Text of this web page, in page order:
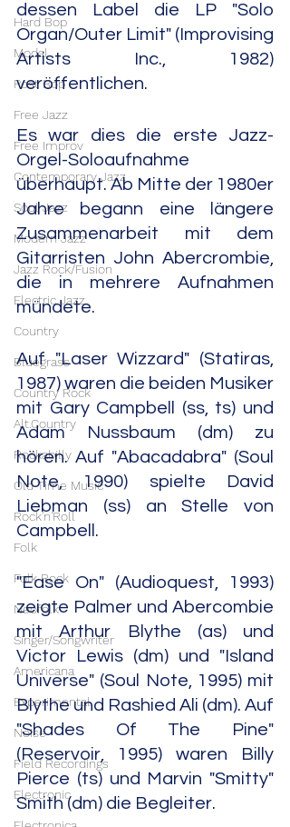
Hard Bop
Modal
Post Bop
Free Jazz
Free Improv
Contemporary Jazz
Soul Jazz
Modern Jazz
Jazz Rock/Fusion
Electric Jazz
Country
Bluegrass
Country Rock
Alt.Country
Rockabilly
Old Time Music
Rock'n'Roll
Folk
Folk Rock
Neofolk
Singer/Songwriter
Americana
Experimental
Noise
Field Recordings
Electronic
dessen Label die LP "Solo
Organ/Outer Limit" (Improvising
Artists Inc., 1982)
veröffentlichen.
Es war dies die erste Jazz-
Orgel-Soloaufnahme
überhaupt. Ab Mitte der 1980er
Jahre begann eine längere
Zusammenarbeit mit dem
Gitarristen John Abercrombie,
die in mehrere Aufnahmen
mündete.
Auf "Laser Wizzard" (Statiras,
1987) waren die beiden Musiker
mit Gary Campbell (ss, ts) und
Adam Nussbaum (dm) zu
hören. Auf "Abacadabra" (Soul
Note, 1990) spielte David
Liebman (ss) an Stelle von
Campbell.
"Ease On" (Audioquest, 1993)
zeigte Palmer und Abercombie
mit Arthur Blythe (as) und
Victor Lewis (dm) und "Island
Universe" (Soul Note, 1995) mit
Blythe und Rashied Ali (dm). Auf
"Shades Of The Pine"
(Reservoir, 1995) waren Billy
Pierce (ts) und Marvin "Smitty"
Smith (dm) die Begleiter.